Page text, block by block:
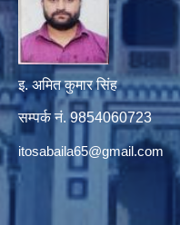
इ. अमित कुमार सिंह
सम्पर्क नं. 9854060723
itosabaila65@gmail.com